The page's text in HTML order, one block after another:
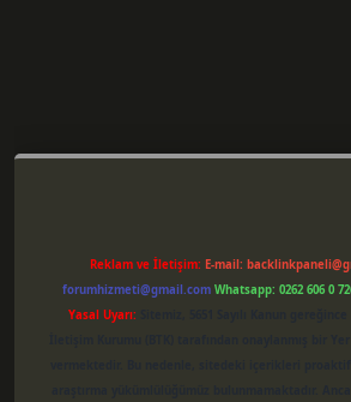
Reklam ve İletişim: E-mail:
forumhizmeti@gmail.com Whatsapp: 0262 606 0
Yasal Uyarı: